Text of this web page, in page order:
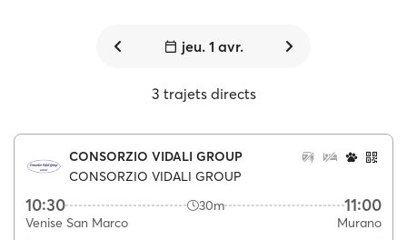
jeu. 1 avr.
3 trajets directs
CONSORZIO VIDALI GROUP
CONSORZIO VIDALI GROUP
10:30 30m 11:00
Venise San Marco Murano